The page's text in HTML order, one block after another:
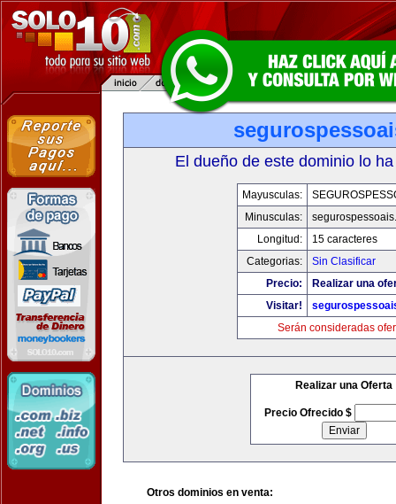
El dueño de este dominio lo
Mayusculas:
Minusculas:
Longitud:
15 caracteres
Categorias:
Sin Clasificar
Precio:
Realizar una
Visitar!
Serán consideradas
Realizar una Oferta
Precio Ofrecido $
Otros dominios en venta: